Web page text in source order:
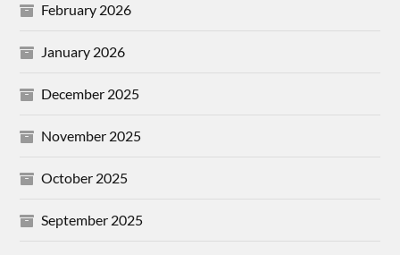
February 2026
January 2026
December 2025
November 2025
October 2025
September 2025